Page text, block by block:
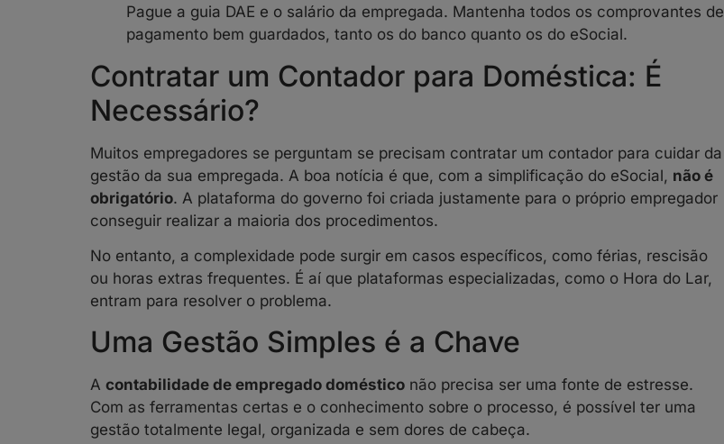
Pague a guia DAE e o salário da empregada. Mantenha todos os comprovantes de
pagamento bem guardados, tanto os do banco quanto os do eSocial.
Contratar um Contador para Doméstica: É
Necessário?
Muitos empregadores se perguntam se precisam contratar um contador para cuidar da
gestão da sua empregada. A boa notícia é que, com a simplificação do eSocial, não é
obrigatório. A plataforma do governo foi criada justamente para o próprio empregador
conseguir realizar a maioria dos procedimentos.
No entanto, a complexidade pode surgir em casos específicos, como férias, rescisão
ou horas extras frequentes. É aí que plataformas especializadas, como o Hora do Lar,
entram para resolver o problema.
Uma Gestão Simples é a Chave
A contabilidade de empregado doméstico não precisa ser uma fonte de estresse.
Com as ferramentas certas e o conhecimento sobre o processo, é possível ter uma
gestão totalmente legal, organizada e sem dores de cabeça.